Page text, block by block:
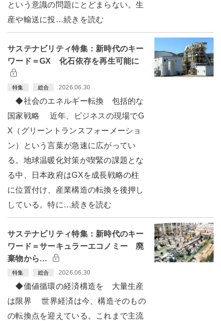
という意識の問題にとどまらない。生
産や輸送に投…続きを読む
サステナビリティ特集：新時代のキー
ワード＝GX 化石依存を再生可能に
特集 総合 2026.06.30
◆社会のエネルギー転換 包括的な
国家戦略 近年、ビジネスの現場でG
X（グリーントランスフォーメーショ
ン）という言葉が急速に広がってい
る。地球温暖化対策が喫緊の課題とな
る中、日本政府はGXを成長戦略の柱
に位置付け、産業構造の転換を後押し
している。特に…続きを読む
サステナビリティ特集：新時代のキー
ワード＝サーキュラーエコノミー 廃
棄物から…
特集 総合 2026.06.30
◆価値循環の経済構造を 大量生産
は限界 世界経済は今、構造そのもの
の転換点を迎えている。これまで主流